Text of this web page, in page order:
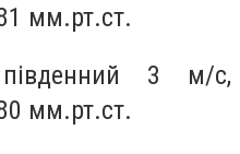
мм.рт.ст.
3 м/с,
мм.рт.ст.